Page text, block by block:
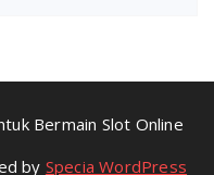
Bermain Slot Online
by Specia WordPress